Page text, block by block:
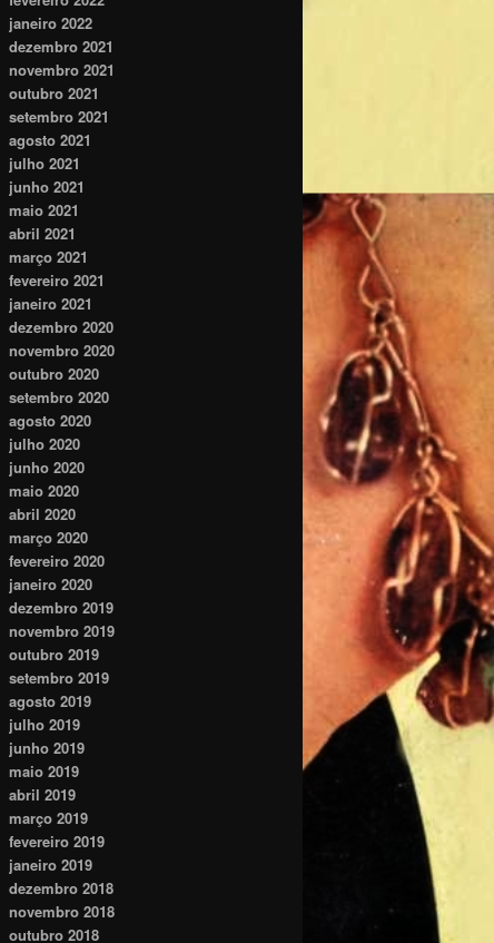
janeiro 2022
dezembro 2021
novembro 2021
outubro 2021
setembro 2021
agosto 2021
julho 2021
junho 2021
maio 2021
abril 2021
março 2021
fevereiro 2021
janeiro 2021
dezembro 2020
novembro 2020
outubro 2020
setembro 2020
agosto 2020
julho 2020
junho 2020
maio 2020
abril 2020
março 2020
fevereiro 2020
janeiro 2020
dezembro 2019
novembro 2019
outubro 2019
setembro 2019
agosto 2019
julho 2019
junho 2019
maio 2019
abril 2019
março 2019
fevereiro 2019
janeiro 2019
dezembro 2018
novembro 2018
outubro 2018